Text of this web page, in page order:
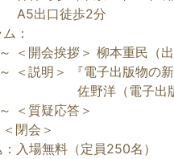
徒歩2分
：
開会挨拶＞ 柳本重民（出
説明＞ 『電子出版物の新
電子出版物登録Ｗ
質疑応答＞
会＞
入場無料（定員250名）